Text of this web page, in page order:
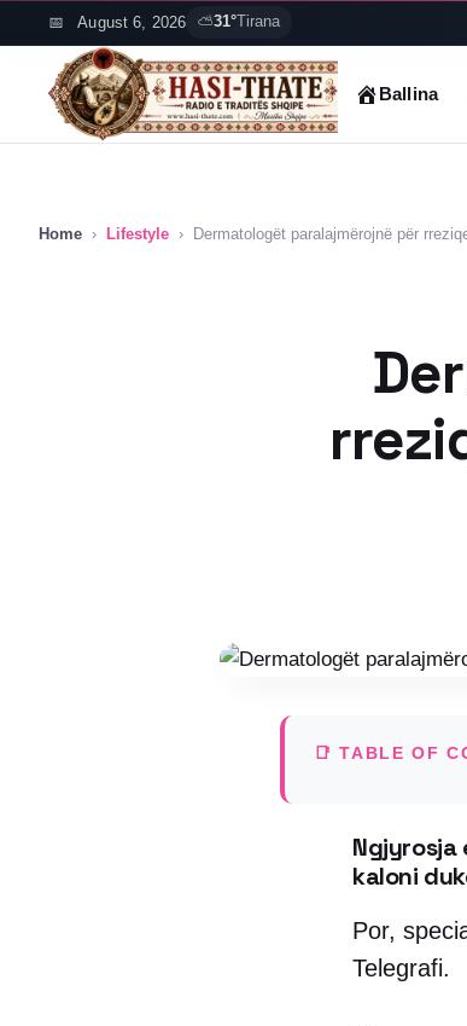
to
content
August 6, 2026 ⛅31° Tirana
Ballina
Home › Lifestyle › Dermatologët paralajmërojnë për
📑 TABLE OF
Ngjyrosja
kaloni
Por,
Telegrafi.